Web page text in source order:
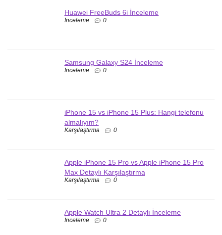
Huawei FreeBuds 6i İnceleme
İnceleme 0
Samsung Galaxy S24 İnceleme
İnceleme 0
iPhone 15 vs iPhone 15 Plus: Hangi telefonu
almalıyım?
Karşılaştırma 0
Apple iPhone 15 Pro vs Apple iPhone 15 Pro
Max Detaylı Karşılaştırma
Karşılaştırma 0
Apple Watch Ultra 2 Detaylı İnceleme
İnceleme 0